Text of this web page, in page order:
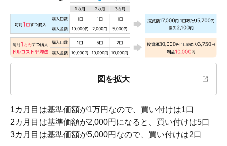
図を拡大
1カ月目は基準価額が1万円なので、買い付けは1口
2カ月目は基準価額が2,000円になると、買い付けは5口
3カ月目は基準価額が5,000円なので、買い付けは2口